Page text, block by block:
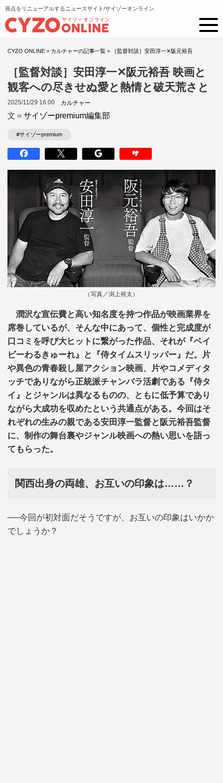
視点をリニューアルするニュースサイト/サイゾーオンライン
CYZO ONLINE > カルチャーの記事一覧 > ［監督対談］安田淳一✕阪元裕吾
［監督対談］安田淳一✕阪元裕吾 映画と
観客への尽きせぬ愛と熱情と破天荒さと
2025/11/29 16:00 カルチャー
文＝ サイゾーpremium編集部
#サイゾーpremium
（写真／渕上裕太）
潤沢な宣伝費と高い知名度を持つ作品が映画業界を
席巻しているが、そんな中にあって、個性と完成度が
口コミを呼び大ヒットに繋がった作品、それが『ベイ
ビーわるきゅーれ』と『侍タイムスリッパー』だ。片
や異色の青春殺し屋アクション映画、片やコメディタ
ッチでありながら正統派チャンバラ活劇である『侍タ
イ』とジャンルは異なるものの、ともに低予算であり
ながら大成功を収めたという共通点がある。今回はそ
れぞれの生みの親である安田淳一監督と阪元裕吾監督
に、制作の舞台裏やジャンル映画への熱い思いを語っ
てもらった。
関西出身の両雄、お互いの印象は……？
──今回が初対面だそうですが、お互いの印象はいかか
でしょうか？